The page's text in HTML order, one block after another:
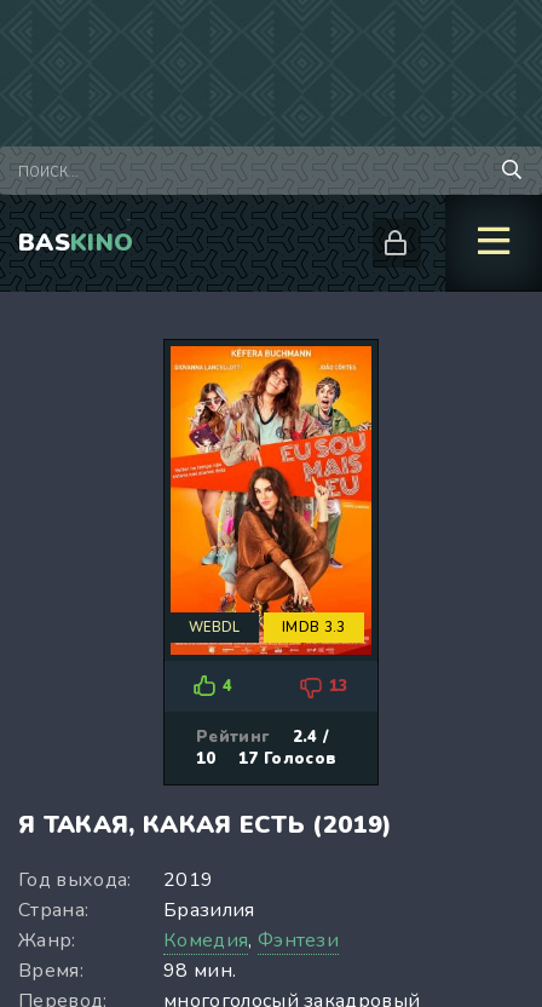
BASKINO
WEBDL IMDB 3.3
4 13
Рейтинг
2.4 /
10
17 Голосов
Я ТАКАЯ, КАКАЯ ЕСТЬ (2019)
Год выхода:
2019
Страна:
Бразилия
Жанр:
Комедия, Фэнтези
Время:
98 мин.
Перевод:
многоголосый закадровый